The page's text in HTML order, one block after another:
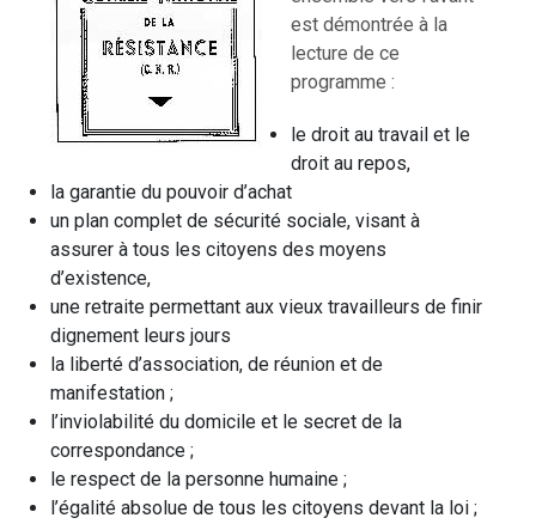
est démontrée à la
lecture de ce
programme :
le droit au travail et le
droit au repos,
la garantie du pouvoir d’achat
un plan complet de sécurité sociale, visant à
assurer à tous les citoyens des moyens
d’existence,
une retraite permettant aux vieux travailleurs de finir
dignement leurs jours
la liberté d’association, de réunion et de
manifestation ;
l’inviolabilité du domicile et le secret de la
correspondance ;
le respect de la personne humaine ;
l’égalité absolue de tous les citoyens devant la loi ;